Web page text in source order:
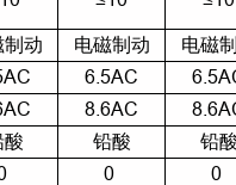
制动 电磁制动
电磁
6.5AC
8.6AC
酸 铅酸
铅
0
0